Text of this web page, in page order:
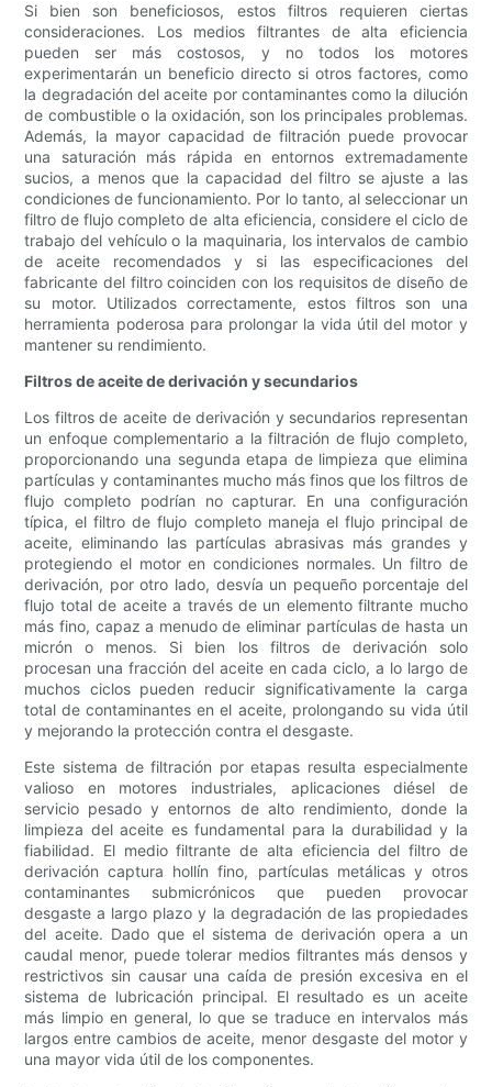
Si bien son beneficiosos, estos filtros requieren ciertas
consideraciones. Los medios filtrantes de alta eficiencia
pueden ser más costosos, y no todos los motores
experimentarán un beneficio directo si otros factores, como
la degradación del aceite por contaminantes como la dilución
de combustible o la oxidación, son los principales problemas.
Además, la mayor capacidad de filtración puede provocar
una saturación más rápida en entornos extremadamente
sucios, a menos que la capacidad del filtro se ajuste a las
condiciones de funcionamiento. Por lo tanto, al seleccionar un
filtro de flujo completo de alta eficiencia, considere el ciclo de
trabajo del vehículo o la maquinaria, los intervalos de cambio
de aceite recomendados y si las especificaciones del
fabricante del filtro coinciden con los requisitos de diseño de
su motor. Utilizados correctamente, estos filtros son una
herramienta poderosa para prolongar la vida útil del motor y
mantener su rendimiento.
Filtros de aceite de derivación y secundarios
Los filtros de aceite de derivación y secundarios representan
un enfoque complementario a la filtración de flujo completo,
proporcionando una segunda etapa de limpieza que elimina
partículas y contaminantes mucho más finos que los filtros de
flujo completo podrían no capturar. En una configuración
típica, el filtro de flujo completo maneja el flujo principal de
aceite, eliminando las partículas abrasivas más grandes y
protegiendo el motor en condiciones normales. Un filtro de
derivación, por otro lado, desvía un pequeño porcentaje del
flujo total de aceite a través de un elemento filtrante mucho
más fino, capaz a menudo de eliminar partículas de hasta un
micrón o menos. Si bien los filtros de derivación solo
procesan una fracción del aceite en cada ciclo, a lo largo de
muchos ciclos pueden reducir significativamente la carga
total de contaminantes en el aceite, prolongando su vida útil
y mejorando la protección contra el desgaste.
Este sistema de filtración por etapas resulta especialmente
valioso en motores industriales, aplicaciones diésel de
servicio pesado y entornos de alto rendimiento, donde la
limpieza del aceite es fundamental para la durabilidad y la
fiabilidad. El medio filtrante de alta eficiencia del filtro de
derivación captura hollín fino, partículas metálicas y otros
contaminantes submicrónicos que pueden provocar
desgaste a largo plazo y la degradación de las propiedades
del aceite. Dado que el sistema de derivación opera a un
caudal menor, puede tolerar medios filtrantes más densos y
restrictivos sin causar una caída de presión excesiva en el
sistema de lubricación principal. El resultado es un aceite
más limpio en general, lo que se traduce en intervalos más
largos entre cambios de aceite, menor desgaste del motor y
una mayor vida útil de los componentes.